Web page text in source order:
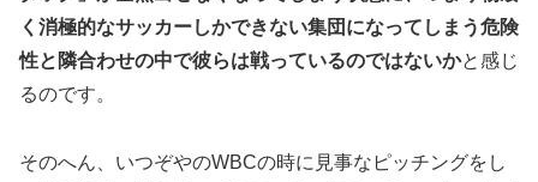
く消極的なサッカーしかできない集団になってしまう危険
性と隣合わせの中で彼らは戦っているのではないかと感じ
るのです。
そのへん、いつぞやのWBCの時に見事なピッチングをし